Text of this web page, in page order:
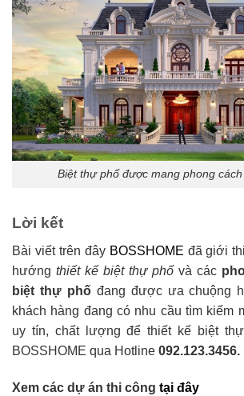
Biệt thự phố được mang phong
Lời kết
Bài viết trên đây BOSSHOME đã giới
hướng thiết kế biệt thự phố và các
biệt thự phố đang được ưa chuộng
khách hàng đang có nhu cầu tìm kiếm
uy tín, chất lượng để thiết kế biệt
BOSSHOME qua Hotline 092.123.3456.
Xem các dự án thi công tại đây